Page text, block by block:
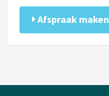
Afspraak maken